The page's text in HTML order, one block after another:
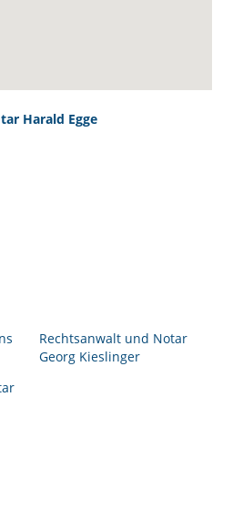
Harald Egge
Rechtsanwalt und Notar
Georg Kieslinger